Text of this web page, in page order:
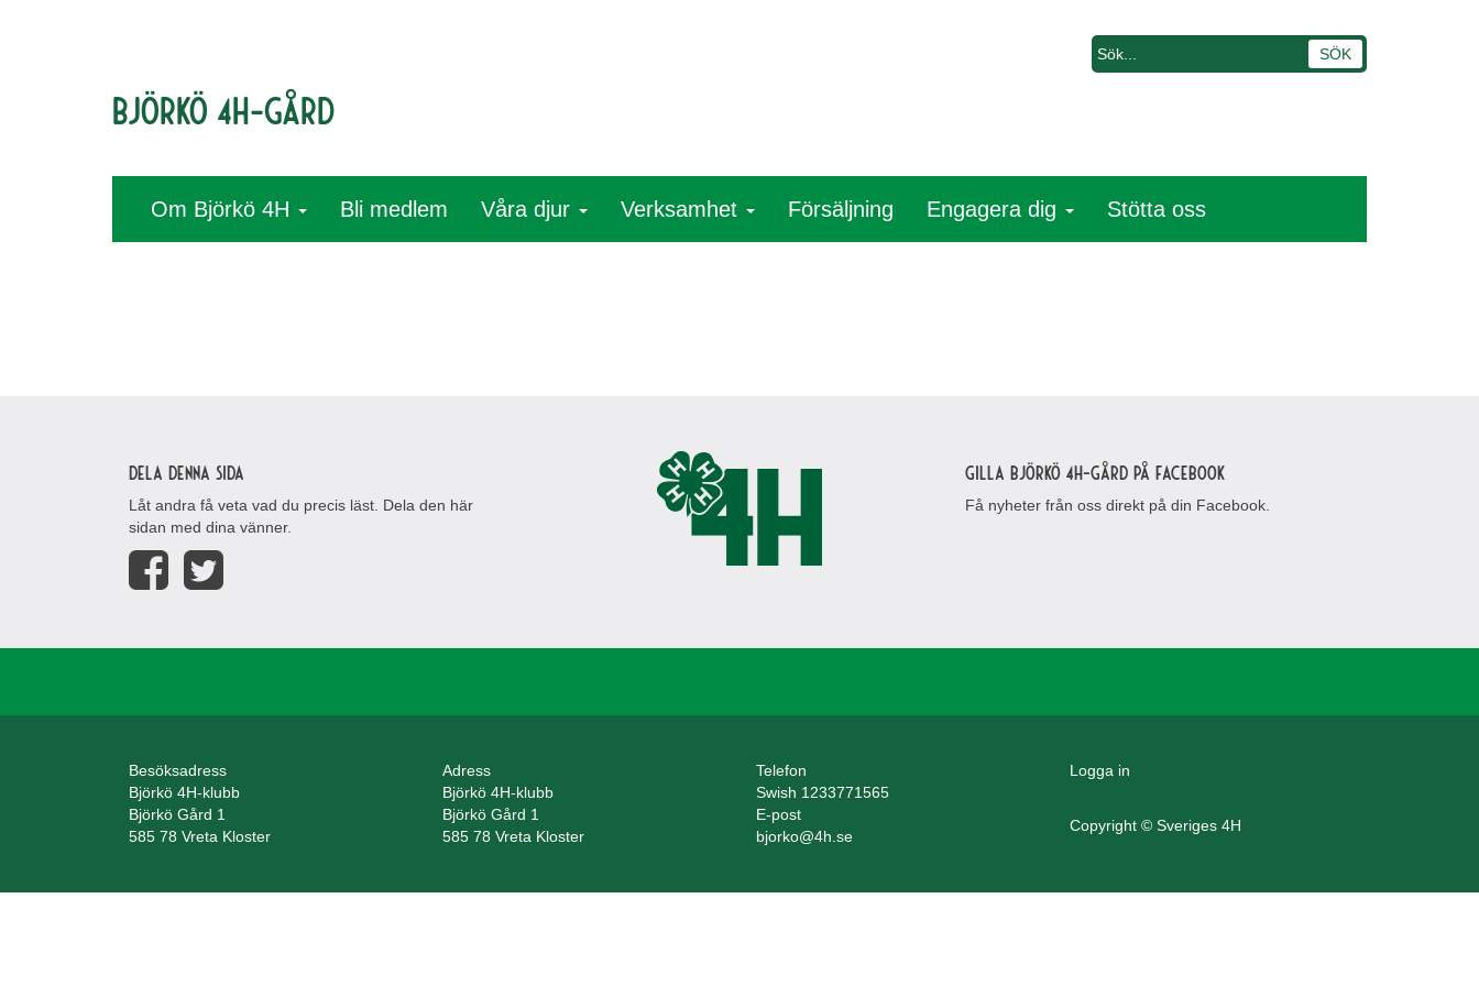
Björkö 4H-gård
Om Björkö 4H Bli medlem Våra djur Verksamhet Försäljning Engagera dig Stötta oss
Dela denna sida
Låt andra få veta vad du precis läst. Dela den här
sidan med dina vänner.
Gilla Björkö 4H-gård på Facebook
Få nyheter från oss direkt på din Facebook.
Besöksadress
Björkö 4H-klubb
Björkö Gård 1
585 78 Vreta Kloster
Adress
Björkö 4H-klubb
Björkö Gård 1
585 78 Vreta Kloster
Telefon
Swish 1233771565
E-post
bjorko@4h.se
Logga in
Copyright © Sveriges 4H